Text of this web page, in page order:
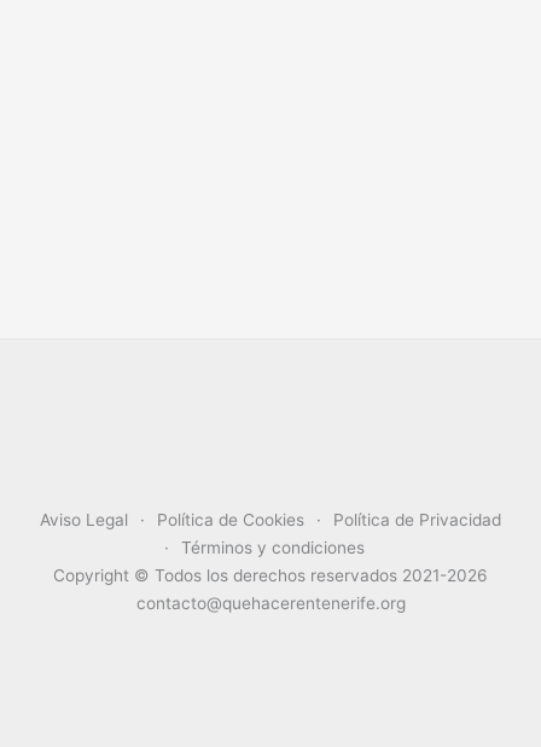
Aviso Legal Política de Cookies
Política de Privacidad
Términos y condiciones
Copyright © Todos los derechos reservados 2021-2026
contacto@quehacerentenerife.org